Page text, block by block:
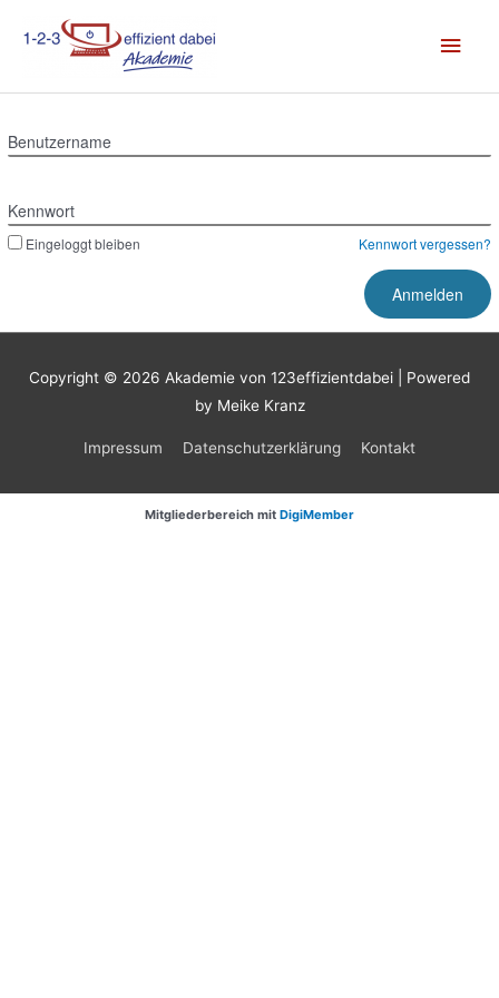
Inhalt
Benutzername
Kennwort
Eingeloggt bleiben Kennwort vergessen?
Copyright © 2026 Akademie von 123effizientdabei | Powered
by Meike Kranz
Impressum Datenschutzerklärung Kontakt
Mitgliederbereich mit DigiMember